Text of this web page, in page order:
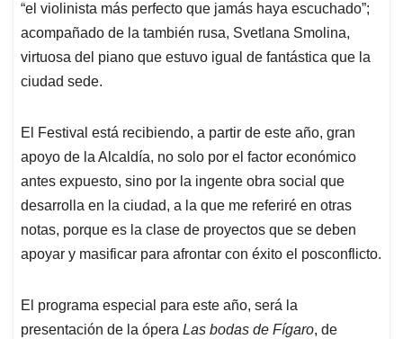
“el violinista más perfecto que jamás haya escuchado”;
acompañado de la también rusa, Svetlana Smolina,
virtuosa del piano que estuvo igual de fantástica que la
ciudad sede.
El Festival está recibiendo, a partir de este año, gran
apoyo de la Alcaldía, no solo por el factor económico
antes expuesto, sino por la ingente obra social que
desarrolla en la ciudad, a la que me referiré en otras
notas, porque es la clase de proyectos que se deben
apoyar y masificar para afrontar con éxito el posconflicto.
El programa especial para este año, será la
presentación de la ópera Las bodas de Fígaro, de